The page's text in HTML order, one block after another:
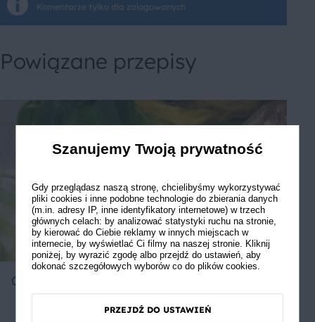
Komentarze tylko dla zalogowanych
Powiązane przepisy
Chleb z rodzynkami
Szanujemy Twoją prywatność
Gdy przeglądasz naszą stronę, chcielibyśmy wykorzystywać
pliki cookies i inne podobne technologie do zbierania danych
(m.in. adresy IP, inne identyfikatory internetowe) w trzech
głównych celach: by analizować statystyki ruchu na stronie,
by kierować do Ciebie reklamy w innych miejscach w
internecie, by wyświetlać Ci filmy na naszej stronie. Kliknij
poniżej, by wyrazić zgodę albo przejdź do ustawień, aby
dokonać szczegółowych wyborów co do plików cookies.
PRZEJDŹ DO USTAWIEŃ